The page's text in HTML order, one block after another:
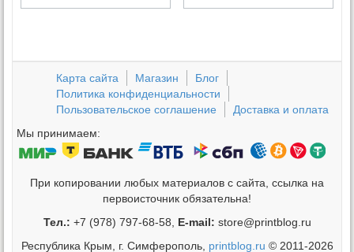
Карта сайта Магазин
Блог
Политика конфиденциальности
Пользовательское соглашение
Доставка и оплата
Мы принимаем:
При копировании любых материалов с сайта, ссылка на
первоисточник обязательна!
Тел.: +7 (978) 797-68-58, E-mail: store@printblog.ru
Республика Крым, г. Симферополь, printblog.ru © 2011-2026